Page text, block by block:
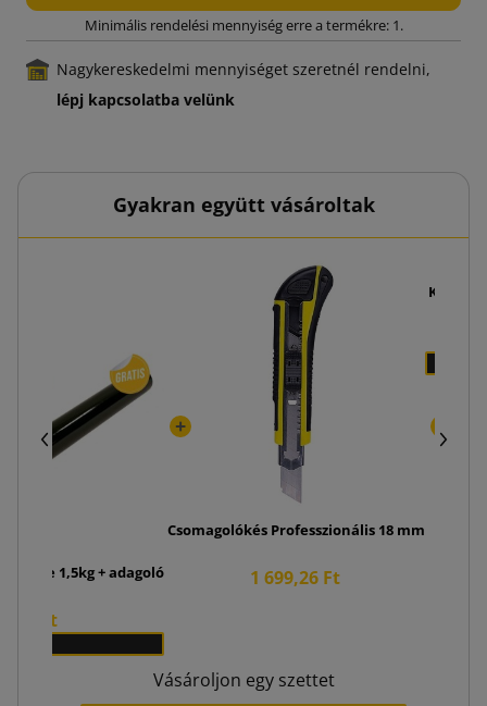
Minimális rendelési mennyiség erre a termékre: 1.
Nagykereskedelmi mennyiséget szeretnél rendelni,
lépj kapcsolatba velünk
Gyakran együtt vásároltak
1,5kg + adagoló
Ft
Csomagolókés Professzionális 18 mm
1 699,26 Ft
Vásároljon egy szettet